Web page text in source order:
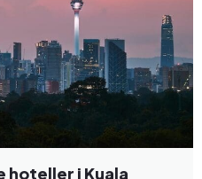
hoteller i Kuala